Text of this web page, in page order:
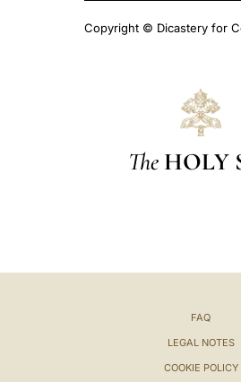
Copyright © Dicastery for
The HOLY
FAQ
LEGAL NOTES
COOKIE POLICY